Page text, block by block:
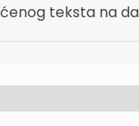
teksta na